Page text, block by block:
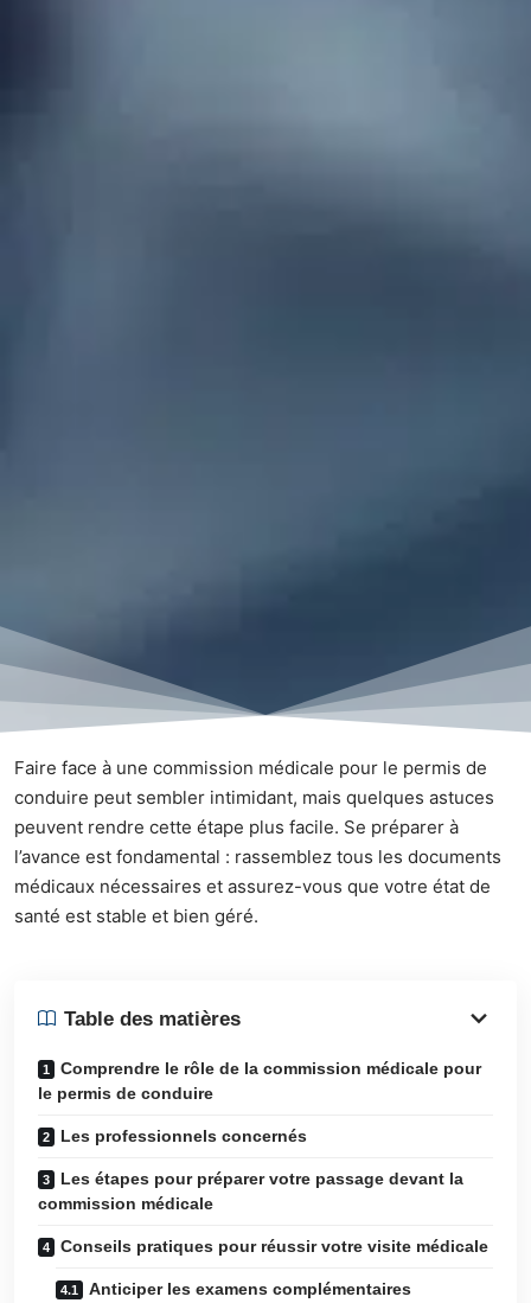
Faire face à une commission médicale pour le permis de
conduire peut sembler intimidant, mais quelques astuces
peuvent rendre cette étape plus facile. Se préparer à
l’avance est fondamental : rassemblez tous les documents
médicaux nécessaires et assurez-vous que votre état de
santé est stable et bien géré.
Table des matières
Comprendre le rôle de la commission médicale pour
le permis de conduire
Les professionnels concernés
Les étapes pour préparer votre passage devant la
commission médicale
Conseils pratiques pour réussir votre visite médicale
Anticiper les examens complémentaires